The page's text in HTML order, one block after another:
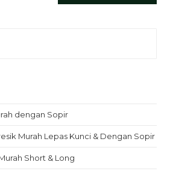
dengan Sopir
Murah Lepas Kunci & Dengan Sopir
Short & Long